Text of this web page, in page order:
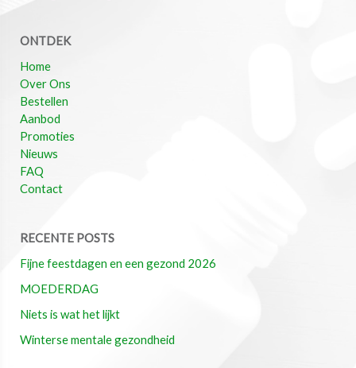
ONTDEK
Home
Over Ons
Bestellen
Aanbod
Promoties
Nieuws
FAQ
Contact
RECENTE POSTS
Fijne feestdagen en een gezond 2026
MOEDERDAG
Niets is wat het lijkt
Winterse mentale gezondheid